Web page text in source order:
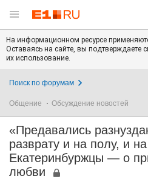
На информационном ресурсе
Оставаясь на сайте, вы подтверждаете
их использование.
Поиск по форумам
Общение Обсуждение новостей
«Предавались
разврату и на полу, и
Екатеринбуржцы — о
любви